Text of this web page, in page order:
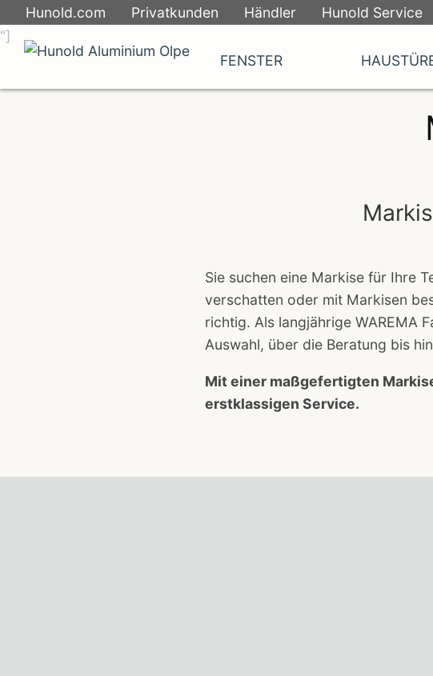
Skip
to
content
Hunold.com Privatkunden Händler Hunold Service
FENSTER
"]
Sie suchen eine Markise für Ihre
verschatten oder mit Markisen
richtig. Als langjährige WAREMA
Auswahl, über die Beratung bis
Mit einer maßgefertigten
erstklassigen Service.